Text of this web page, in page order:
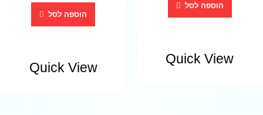
הוספה לסל
Quick View
הוספה לסל
Quick View